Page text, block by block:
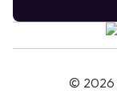
© 2026